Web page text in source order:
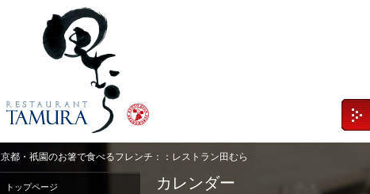
京都・祇園のお箸で食べるフレンチ：：レストラン田むら
カレンダー
トップページ